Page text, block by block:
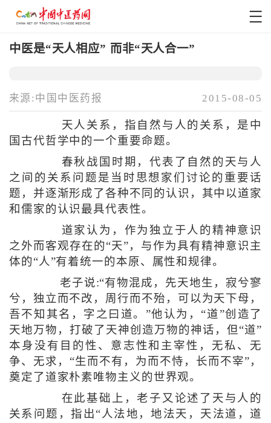
中医是“天人相应” 而非“天人合一”
来源:中国中医药报 2015-08-05
天人关系，指自然与人的关系，是中
国古代哲学中的一个重要命题。
春秋战国时期，代表了自然的天与人
之间的关系问题是当时思想家们讨论的重要话
题，并逐渐形成了各种不同的认识，其中以道家
和儒家的认识最具代表性。
道家认为，作为独立于人的精神意识
之外而客观存在的“天”，与作为具有精神意识主
体的“人”有着统一的本原、属性和规律。
老子说:“有物混成，先天地生，寂兮寥
兮，独立而不改，周行而不殆，可以为天下母，
吾不知其名，字之曰道。”他认为，“道”创造了
天地万物，打破了天神创造万物的神话，但“道”
本身没有目的性、意志性和主宰性，无私、无
争、无求，“生而不有，为而不恃，长而不宰”，
奠定了道家朴素唯物主义的世界观。
在此基础上，老子又论述了天与人的
关系问题，指出“人法地，地法天，天法道，道